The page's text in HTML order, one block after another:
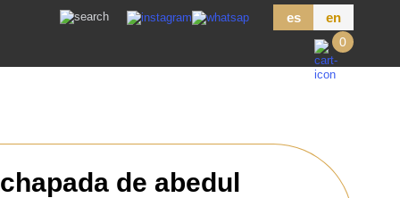
es
en
0
de abedul